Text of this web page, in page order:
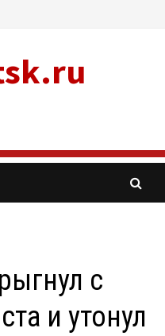
с
и утонул